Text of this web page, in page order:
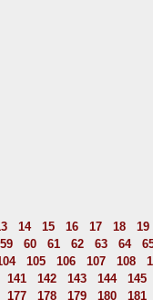
14 15 16 17 18
19
59 60 61 62 63 64
105 106 107 108
141 142 143 144
145
177 178 179 180
181